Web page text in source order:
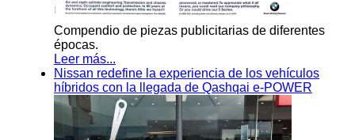
Compendio de piezas publicitarias de diferentes
épocas.
Leer más...
Nissan redefine la experiencia de los vehículos
híbridos con la llegada de Qashqai e-POWER